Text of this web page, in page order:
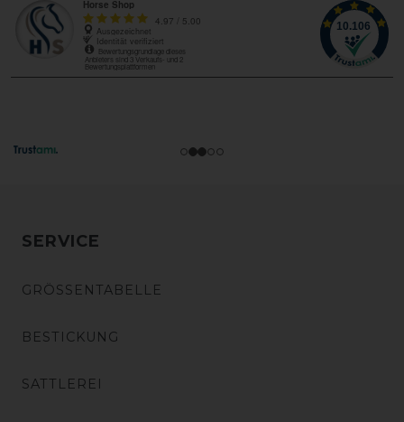
SERVICE
GRÖSSENTABELLE
BESTICKUNG
SATTLEREI